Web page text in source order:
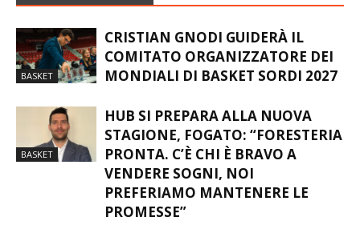
BASKET
CRISTIAN GNODI GUIDERÀ IL
COMITATO ORGANIZZATORE DEI
MONDIALI DI BASKET SORDI 2027
BASKET
HUB SI PREPARA ALLA NUOVA
STAGIONE, FOGATO: “FORESTERIA
PRONTA. C’È CHI È BRAVO A
VENDERE SOGNI, NOI
PREFERIAMO MANTENERE LE
PROMESSE”